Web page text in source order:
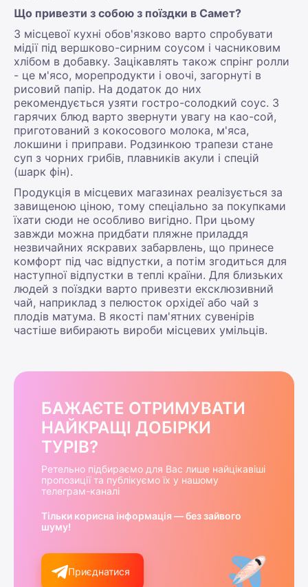
Що привезти з собою з поїздки в Самет?
З місцевої кухні обов'язково варто спробувати
мідії під вершково-сирним соусом і часниковим
хлібом в добавку. Зацікавлять також спрінг ролли
- це м'ясо, морепродукти і овочі, загорнуті в
рисовий папір. На додаток до них
рекомендується узяти гостро-солодкий соус. З
гарячих блюд варто звернути увагу на као-сой,
приготований з кокосового молока, м'яса,
локшини і приправи. Родзинкою трапези стане
суп з чорних грибів, плавників акули і спецій
(шарк фін).
Продукція в місцевих магазинах реалізується за
завищеною ціною, тому спеціально за покупками
їхати сюди не особливо вигідно. При цьому
завжди можна придбати пляжне приладдя
незвичайних яскравих забарвлень, що принесе
комфорт під час відпустки, а потім згодиться для
наступної відпустки в теплі країни. Для близьких
людей з поїздки варто привезти ексклюзивний
чай, наприклад з пелюсток орхідеї або чай з
плодів матума. В якості пам'ятних сувенірів
частіше вибирають вироби місцевих умільців.
БАЖАЄТЕ ОТРИМУВАТИ
НАЙКРАЩІ ДОБІРКИ
ТУРІВ?
Ретельно підбираємо для Вас лише найцікавіші
пропозиції та публікуємо їх у нашому
телеграм-каналі
Тільки корисна інформація — без зайвого
шуму!
Приєднатися